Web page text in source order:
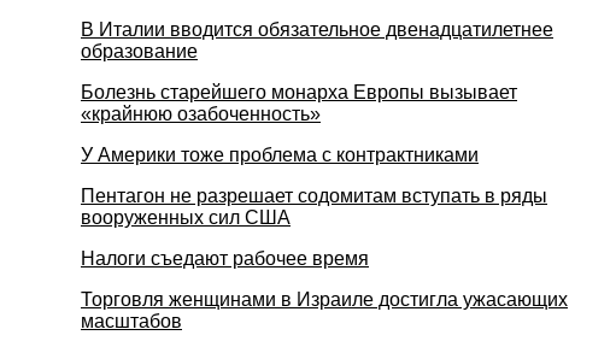
В Италии вводится обязательное двенадцатилетнее
образование
Болезнь старейшего монарха Европы вызывает
«крайнюю озабоченность»
У Америки тоже проблема с контрактниками
Пентагон не разрешает содомитам вступать в ряды
вооруженных сил США
Налоги съедают рабочее время
Торговля женщинами в Израиле достигла ужасающих
масштабов